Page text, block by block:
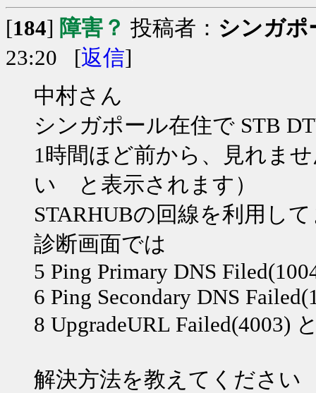
[184] 障害？ 投稿者： シンガポ
23:20 [返信]
中村さん
シンガポール在住で STB
1時間ほど前から、見れま
い と表示されます）
STARHUBの回線を利用し
診断画面では
5 Ping Primary DNS
6 Ping Secondary DNS
8 UpgradeURL Failed(4003)
解決方法を教えてください